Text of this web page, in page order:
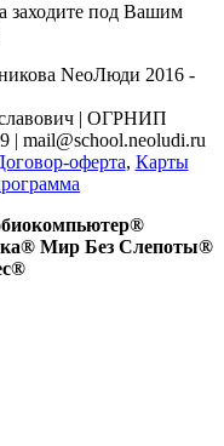
заходите под Вашим
NeoЛюди 2016 -
| ОГРНИП
| mail@school.neoludi.ru
оферта, Карты
Мир Без Слепоты®